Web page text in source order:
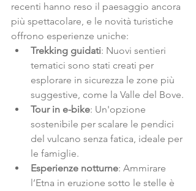
recenti hanno reso il paesaggio ancora
più spettacolare, e le novità turistiche
offrono esperienze uniche:
Trekking guidati: Nuovi sentieri
tematici sono stati creati per
esplorare in sicurezza le zone più
suggestive, come la Valle del Bove.
Tour in e-bike: Un'opzione
sostenibile per scalare le pendici
del vulcano senza fatica, ideale per
le famiglie.
Esperienze notturne: Ammirare
l’Etna in eruzione sotto le stelle è